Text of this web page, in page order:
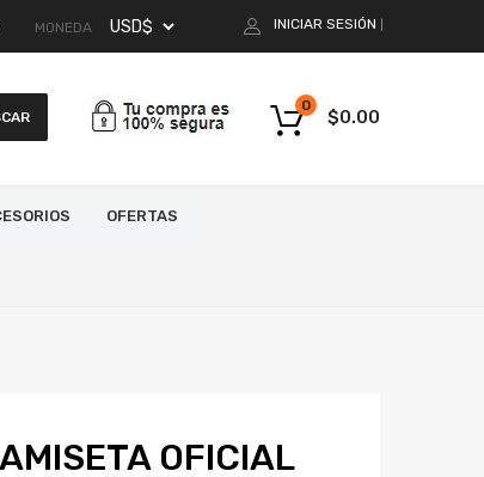
MONEDA INICIAR SESIÓN
$0.00
0
OFERTAS
OFICIAL